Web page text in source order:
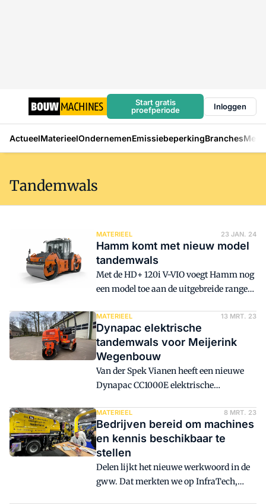
Start gratis
proefperiode
Inloggen
ActueelMaterieelOndernemenEmissiebeperkingBranches
Tandemwals
MATERIEEL 23 JAN. 24
Hamm komt met nieuw model
tandemwals
Met de HD+ 120i V-VIO voegt Hamm nog
een model toe aan de uitgebreide range
verdichten met keuze uit vibratie of
oscillatie.
MATERIEEL 13 MRT. 23
Dynapac elektrische
tandemwals voor Meijerink
Wegenbouw
Van der Spek Vianen heeft een nieuwe
Dynapac CC1000E elektrische
Wegenbouw. Naast de door Van der Spek
onlangs geleverde elektrisch
aangedreven ATC 100S asfalt thermo
container, is nu ook deze Dynapac aan
het machinepark toegevoegd.
MATERIEEL 8 MRT. 23
Bedrijven bereid om machines
en kennis beschikbaar te
stellen
Delen lijkt het nieuwe werkwoord in de
gww. Dat merkten we op InfraTech,